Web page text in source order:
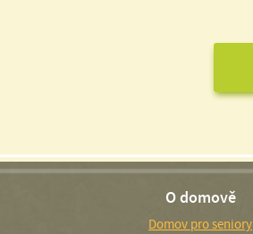
O domově
Domov pro seniory